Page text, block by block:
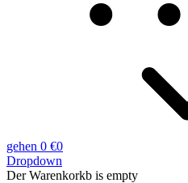
gehen 0 €0
Dropdown
Der Warenkorkb is empty